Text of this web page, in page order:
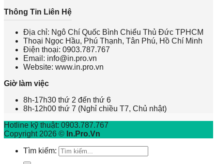
Thông Tin Liên Hệ
Địa chỉ: Ngô Chí Quốc Bình Chiểu Thủ Đức TPHCM
Thoại Ngọc Hầu, Phú Thạnh, Tân Phú, Hồ Chí Minh
Điện thoại: 0903.787.767
Email: info@in.pro.vn
Website: www.in.pro.vn
Giờ làm việc
8h-17h30 thứ 2 đến thứ 6
8h-12h00 thứ 7 (Nghỉ chiều T7, Chủ nhật)
Hotline kỹ thuật: 0903.787.767
Copyright 2026 © In.Pro.Vn
Tìm kiếm: